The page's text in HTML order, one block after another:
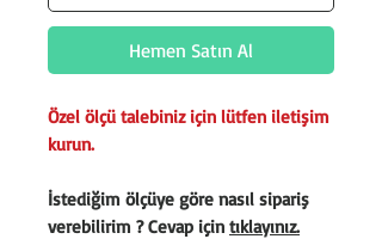
Hemen Satın Al
Özel ölçü talebiniz için lütfen iletişim
kurun.
İstediğim ölçüye göre nasıl sipariş
verebilirim ? Cevap için tıklayınız.